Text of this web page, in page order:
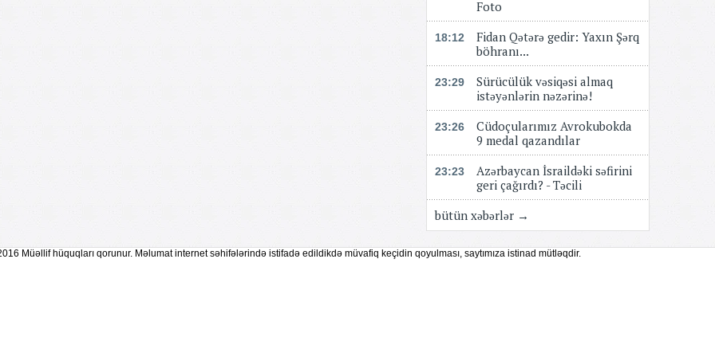
Foto
18:12
Fidan Qətərə gedir: Yaxın Şərq
böhranı...
23:29
Sürücülük vəsiqəsi almaq
istəyənlərin nəzərinə!
23:26
Cüdoçularımız Avrokubokda
9 medal qazandılar
23:23
Azərbaycan İsraildəki səfirini
geri çağırdı? - Təcili
bütün xəbərlər →
Müəllif hüquqları qorunur. Məlumat internet səhifələrində istifadə edildikdə müvafiq keçidin qoyulması, saytımıza istinad mütləqdir.